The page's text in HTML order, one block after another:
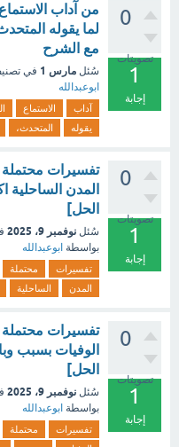
0
تصويتات
1
إجابة
من آداب الاستماع
لما يقوله
مع الشرح
سُئل مارس 1 في
ابوعبدالله
آداب الاستماع
يقوله
المتحدث،
0
تصويتات
1
إجابة
تفسيرات محتملة
المدن الساحلية
الحل]
سُئل نوفمبر 9، 2025
بواسطة ابوعبدالله
تفسيرات محتملة
المدن
الساحلية
0
تصويتات
1
إجابة
‏تفسيرات محتملة
الوفيات بسبب
الحل]
سُئل نوفمبر 9، 2025
بواسطة ابوعبدالله
تفسيرات محتملة